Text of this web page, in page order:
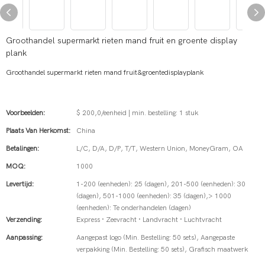
Groothandel supermarkt rieten mand fruit en groente display
plank
Groothandel supermarkt rieten mand fruit&groentedisplayplank
Voorbeelden: $ 200,0/eenheid | min. bestelling: 1 stuk
Plaats Van Herkomst: China
Betalingen: L/C, D/A, D/P, T/T, Western Union, MoneyGram, OA
MOQ: 1000
Levertijd:
1-200 (eenheden): 25 (dagen), 201-500 (eenheden): 30
(dagen), 501-1000 (eenheden): 35 (dagen),> 1000
(eenheden): Te onderhandelen (dagen)
Verzending:
Express · Zeevracht · Landvracht · Luchtvracht
Aanpassing:
Aangepast logo (Min. Bestelling: 50 sets), Aangepaste
verpakking (Min. Bestelling: 50 sets), Grafisch maatwerk